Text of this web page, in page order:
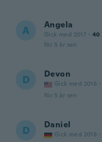
A Angela
Gick med 2017 · 40
för 5 år sen
D Devon
Gick med 2016 ·
för 5 år sen
D Daniel
Gick med 2018 ·